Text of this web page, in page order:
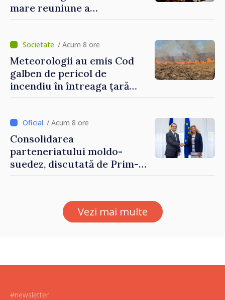
mare reuniune a
/ Acum 8 ore
Meteorologii au emis Cod
galben de pericol de
incendiu în întreaga țară
/ Acum 8 ore
Consolidarea
parteneriatului moldo-
suedez, discutată de Prim-
Petra Lärke
Vezi mai multe
#newsletter